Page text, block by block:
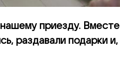
приезду. Вместе
раздавали подарки и,